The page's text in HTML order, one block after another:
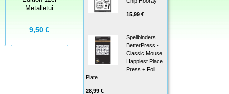
Metalletui
9,50 €
Marker
15,99 €
Spellbinders
BetterPress -
Classic Mouse
Happiest Place
Press + Foil
Plate
28,99 €